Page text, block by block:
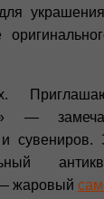
—
— жаровый